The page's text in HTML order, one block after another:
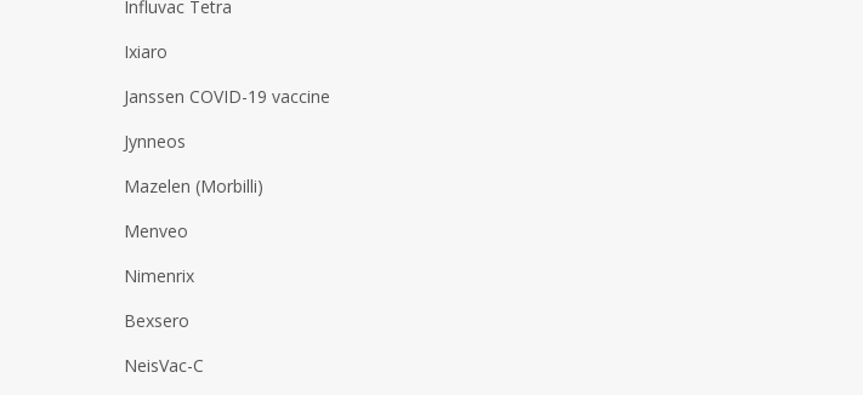
Influvac Tetra
Ixiaro
Janssen COVID-19 vaccine
Jynneos
Mazelen (Morbilli)
Menveo
Nimenrix
Bexsero
NeisVac-C